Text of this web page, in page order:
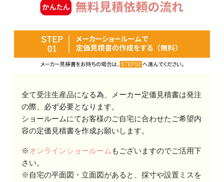
全て受注生産品になる為、メーカー定価見積書は発注
の際、必ず必要となります。
ショールームにてお客様のご自宅に合わせたご希望内
容の定価見積書を作成お願いします。
※オンラインショールーム もございますのでご活用下
さい。
※自宅の平面図・立面図があると、採寸や設置ミスを